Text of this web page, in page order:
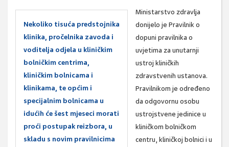
Nekoliko tisuća predstojnika
klinika, pročelnika zavoda i
voditelja odjela u kliničkim
bolničkim centrima,
kliničkim bolnicama i
klinikama, te općim i
specijalnim bolnicama u
idućih će šest mjeseci morati
proći postupak reizbora, u
skladu s novim pravilnicima
Ministarstvo zdravlja
donijelo je Pravilnik o
dopuni pravilnika o
uvjetima za unutarnji
ustroj kliničkih
zdravstvenih ustanova.
Pravilnikom je određeno
da odgovornu osobu
ustrojstvene jedinice u
kliničkom bolničkom
centru, kliničkoj bolnici i u